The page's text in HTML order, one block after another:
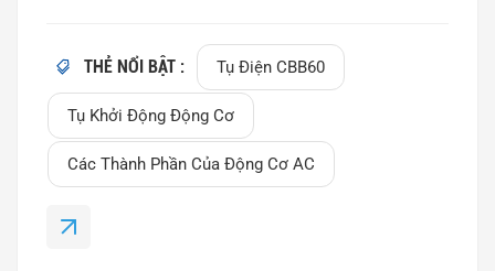
ý nghĩa của CBB60, cấu trúc của nó và những
trường hợp thường được áp dụng. Hiểu về Mã
CBB60 Thuật ngữ CBB60 là ký hiệu model thường
được sử dụng cho tụ khởi động động cơ AC. Mỗi
phần của mã đều mang ý nghĩa kỹ thuật cụ thể:
CBB – Chỉ tụ điện m...
THẺ NỔI BẬT : Tụ Điện CBB60
Tụ Khởi Động Động Cơ
Các Thành Phần Của Động Cơ AC